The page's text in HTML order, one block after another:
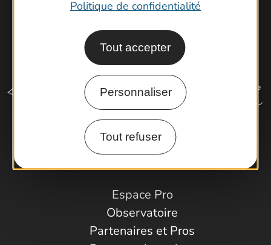
Politique de confidentialité
Tout accepter
Personnaliser
Tout refuser
Comment venir ?
Espace Pro
Observatoire
Partenaires et Pros